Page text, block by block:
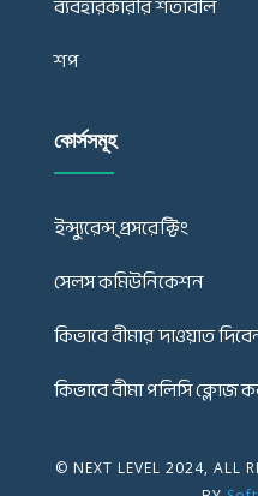
ব্যবহারকারীর শর্তাবলি
শপ
কোর্সসমূহ
ইন্স্যুরেন্স্ প্রসরেক্টিং
সেলস কমিউনিকেশন
কিভাবে বীমার দাওয়াত
কিভাবে বীমা পলিসি ক্লোজ
© NEXT LEVEL 2024, ALL